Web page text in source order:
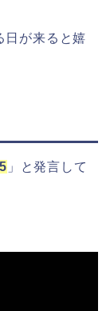
日が来ると嬉
」と発言して